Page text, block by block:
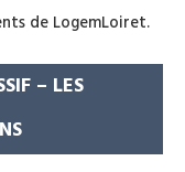
de LogemLoiret.
– LES